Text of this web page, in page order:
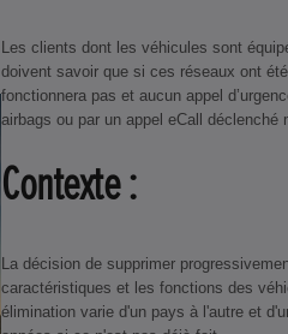
Les clients dont les véhicules sont
doivent savoir que si ces réseaux ont
fonctionnera pas et aucun appel
airbags ou par un appel eCall
Contexte :
La décision de supprimer
caractéristiques et les fonctions des
élimination varie d'un pays à l'autre et